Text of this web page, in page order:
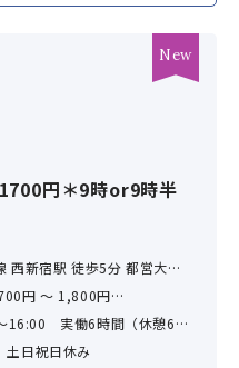
円＊9時or9時半
西新宿駅 徒歩5分 都営大江
前駅 徒歩9分 ＪＲ線 新宿駅
＊中野坂上駅、新宿西口
新宿駅も利
円 ～ 1,800円
務や受発注業務経験のある方
円スタート！（未経験の
1,700円〜）
16:00 実働6時間（休憩60
16:00 実働5時間30分（休
日祝日休み